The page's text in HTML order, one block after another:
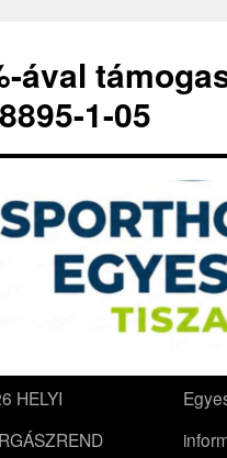
ával
1-05
HELYI